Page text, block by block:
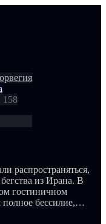
158
распространяться,
из Ирана. В
гостиничном
бессилие,